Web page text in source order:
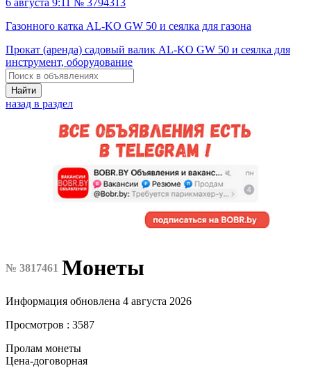
6 августа 9:11 № 3794313
Газонного катка AL-KO GW 50 и сеялка для газона
Прокат (аренда) садовый валик AL-KO GW 50 и сеялка для
инструмент, оборудование
Найти
назад в раздел
№ 3817461 Монеты
Информация обновлена 4 августа 2026
Просмотров : 3587
Пролам монеты
Цена-договорная